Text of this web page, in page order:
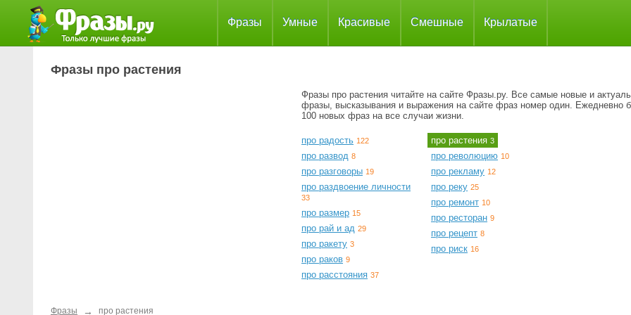
Фразы Умные Красивые Смешные Крылатые
Фразы про растения
Фразы про растения читайте на сайте Фразы.ру. Все самые новые и
фразы, высказывания и выражения на сайте фраз номер один. Ежедневно
100 новых фраз на все случаи жизни.
про радость 122
про развод 8
про разговоры 19
про раздвоение личности
33
про размер 15
про рай и ад 29
про ракету 3
про раков 9
про расстояния 37
про растения 3
про революцию 10
про рекламу 12
про реку 25
про ремонт 10
про ресторан 9
про рецепт 8
про риск 16
Фразы → про растения